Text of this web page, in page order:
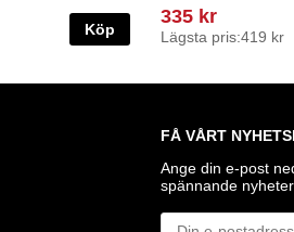
Köp
335 kr
Lägsta pris:419 kr
FÅ VÅRT
Ange din e-post
spännande